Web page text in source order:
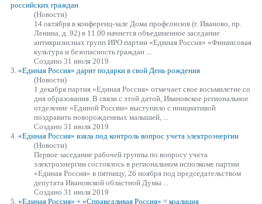
российских граждан
(Новости)
14 октября в конференц-зале Дома профсоюзов (г. Иваново, пр.
Ленина, д. 92) в 11.00 начнется объединенное заседание
антикризисных групп ИРО партии «Единая Россия» «Финансовая
культура и безопасность граждан ...
Создано 31 июля 2019
3. «Единая Россия» дарит подарки в свой День рождения
(Новости)
1 декабря партия «Единая Россия» отмечает свое восьмилетие со
дня образования. В связи с этой датой, Ивановское региональное
отделение «Единой России» выступило с инициативой
поздравить новорожденных малышей, ...
Создано 31 июля 2019
4. «Единая Россия» взяла под контроль вопрос учета электроэнергии
(Новости)
Первое заседание рабочей группы по вопросу учета
электроэнергии состоялось в региональном исполкоме партии
«Единая Россия» в пятницу, 26 ноября под председательством
депутата Ивановской областной Думы ...
Создано 31 июля 2019
5. «Единая Россия» + «Справедливая Россия» = коалиция